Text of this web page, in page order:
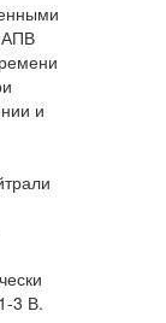
АПВ
и
3 В.